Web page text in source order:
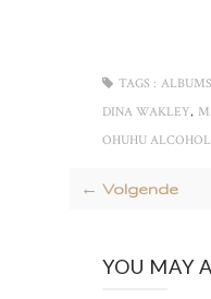
TAGS : ALBUMS
DINA WAKLEY,
OHUHU
← Volgende
YOU MAY